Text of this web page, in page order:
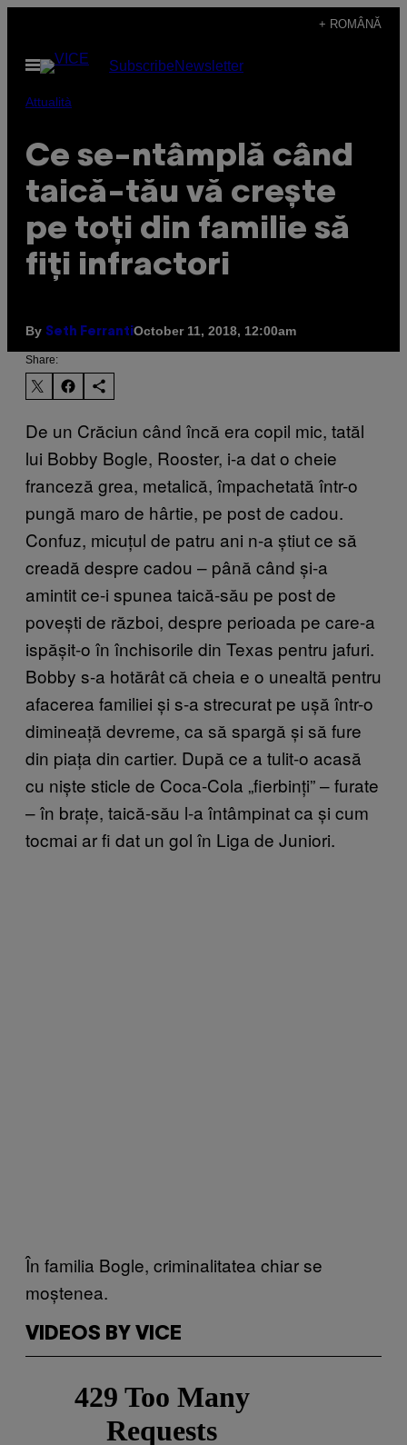
content
+ ROMÂNĂ
Open
Menu
SubscribeNewsletter
Attualità
Ce se-ntâmplă când
taică-tău vă crește
pe toți din familie să
fiți infractori
By Seth FerrantiOctober 11, 2018, 12:00am
Share:
De un Crăciun când încă era copil mic, tatăl
lui Bobby Bogle, Rooster, i-a dat o cheie
franceză grea, metalică, împachetată într-o
pungă maro de hârtie, pe post de cadou.
Confuz, micuțul de patru ani n-a știut ce să
creadă despre cadou – până când și-a
amintit ce-i spunea taică-său pe post de
povești de război, despre perioada pe care-a
ispășit-o în închisorile din Texas pentru jafuri.
Bobby s-a hotărât că cheia e o unealtă pentru
afacerea familiei și s-a strecurat pe ușă într-o
dimineață devreme, ca să spargă și să fure
din piața din cartier. După ce a tulit-o acasă
cu niște sticle de Coca-Cola „fierbinți” – furate
– în brațe, taică-său l-a întâmpinat ca și cum
tocmai ar fi dat un gol în Liga de Juniori.
În familia Bogle, criminalitatea chiar se
moștenea.
VIDEOS BY VICE